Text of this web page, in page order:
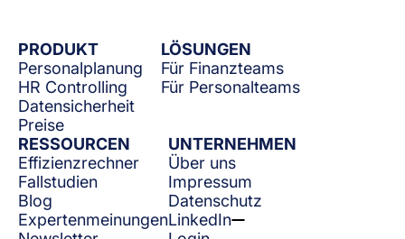
PRODUKT
Personalplanung
HR Controlling
Datensicherheit
Preise
LÖSUNGEN
Für Finanzteams
Für Personalteams
RESSOURCEN
Effizienzrechner
Fallstudien
Blog
Expertenmeinungen
UNTERNEHMEN
Über uns
Impressum
Datenschutz
LinkedIn